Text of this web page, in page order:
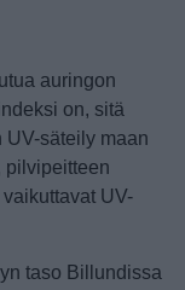
auringon
on, sitä
säteily maan
pilvipeitteen
UV-
taso Billundissa